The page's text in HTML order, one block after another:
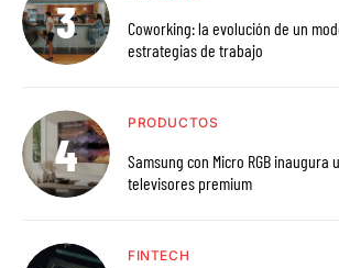
Coworking: la evolución de un
estrategias de trabajo
PRODUCTOS
Samsung con Micro RGB inaugura
televisores premium
FINTECH